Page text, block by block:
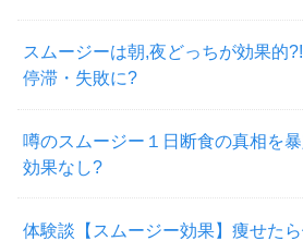
スムージーは朝,夜どっちが効果的
停滞・失敗に?
噂のスムージー１日断食の真相を
効果なし?
体験談【スムージー効果】痩せた